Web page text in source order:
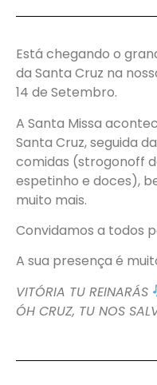
Está chegando o
da Santa Cruz na
14 de Setembro.
A Santa Missa
Santa Cruz, seguida
comidas (strogonoff
espetinho e doces),
muito mais.
Convidamos a todos
A sua presença é
VITÓRIA TU REINARÁS
ÓH CRUZ, TU NOS